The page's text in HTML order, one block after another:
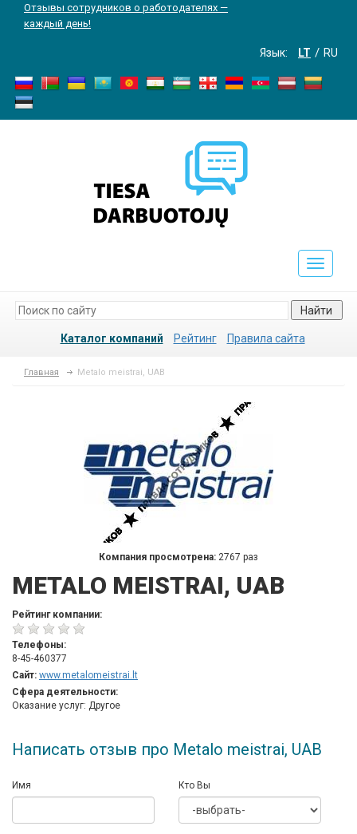
Отзывы сотрудников о работодателях —
каждый день!
Язык: LT RU
Toggle
Найти
Каталог компаний Рейтинг Правила сайта
Главная Metalo meistrai, UAB
Компания просмотрена: 2767 раз
METALO MEISTRAI, UAB
Рейтинг компании:
Телефоны:
8-45-460377
Сайт: www.metalomeistrai.lt
Сфера деятельности:
Оказание услуг: Другое
Написать отзыв про Metalo meistrai, UAB
Имя Кто Вы